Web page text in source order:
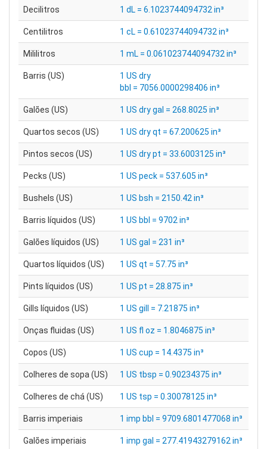
Decilitros 1 dL = 6.1023744094732 in³
Centilitros 1 cL = 0.61023744094732 in³
Mililitros 1 mL = 0.061023744094732 in³
Barris (US)
1 US dry
bbl = 7056.0000298406 in³
Galões (US) 1 US dry gal = 268.8025 in³
Quartos secos (US) 1 US dry qt = 67.200625 in³
Pintos secos (US) 1 US dry pt = 33.6003125 in³
Pecks (US) 1 US peck = 537.605 in³
Bushels (US) 1 US bsh = 2150.42 in³
Barris líquidos (US) 1 US bbl = 9702 in³
Galões líquidos (US) 1 US gal = 231 in³
Quartos líquidos (US) 1 US qt = 57.75 in³
Pints líquidos (US) 1 US pt = 28.875 in³
Gills líquidos (US) 1 US gill = 7.21875 in³
Onças fluidas (US) 1 US fl oz = 1.8046875 in³
Copos (US) 1 US cup = 14.4375 in³
Colheres de sopa (US) 1 US tbsp = 0.90234375 in³
Colheres de chá (US) 1 US tsp = 0.30078125 in³
Barris imperiais 1 imp bbl = 9709.6801477068 in³
Galões imperiais 1 imp gal = 277.41943279162 in³